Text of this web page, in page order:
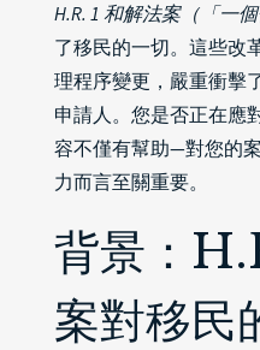
H.R. 1 和解法案（「一
了移民的一切。這些改
理程序變更，嚴重衝擊
申請人。您是否正在應
容不僅有幫助—對您的
力而言至關重要。
背景：
案對移民